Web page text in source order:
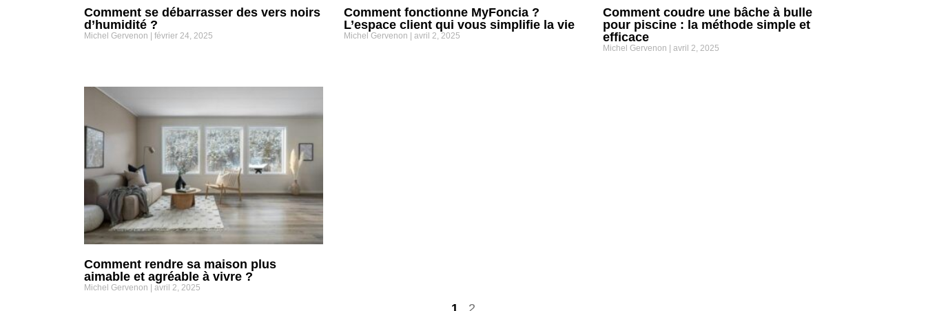
Comment se débarrasser des vers noirs
d’humidité ?
Michel Gervenon février 24, 2025
Comment fonctionne MyFoncia ?
L’espace client qui vous simplifie la vie
Michel Gervenon avril 2, 2025
Comment coudre une bâche à bulle
pour piscine : la méthode simple et
efficace
Michel Gervenon avril 2, 2025
Comment rendre sa maison plus
aimable et agréable à vivre ?
Michel Gervenon avril 2, 2025
1 2